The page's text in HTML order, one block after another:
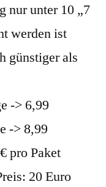
nur unter 10 „7
werden ist
günstiger als
-> 6,99
-> 8,99
pro Paket
20 Euro